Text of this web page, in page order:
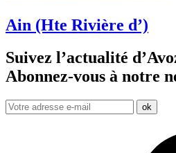
Ain (Hte Rivière d’)
Suivez l’actualité
Abonnez-vous à notre